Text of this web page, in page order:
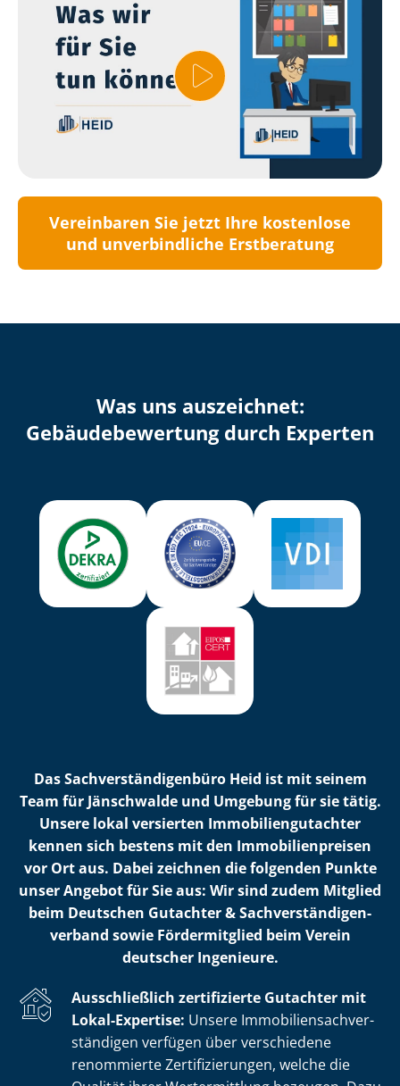
Vereinbaren Sie jetzt Ihre kostenlose
und unverbindliche Erstberatung
Was uns auszeichnet:
Ge­bäu­de­be­wer­tung durch Experten
Das Sach­ver­stän­di­gen­bü­ro Heid ist mit seinem
Team für Jänschwalde und Umgebung für sie tätig.
Unsere lokal versierten Im­mo­bi­li­en­gut­ach­ter
kennen sich bestens mit den Im­mo­bi­li­en­prei­sen
vor Ort aus. Dabei zeichnen die folgenden Punkte
unser Angebot für Sie aus: Wir sind zudem Mitglied
beim Deutschen Gutachter & Sach­ver­stän­di­gen­
ver­band sowie Fördermitglied beim Verein
deutscher Ingenieure.
Ausschließlich zertifizierte Gutachter mit
Lokal-Expertise: Unsere Im­mo­bi­li­en­sach­ver­
stän­di­gen verfügen über verschiedene
renommierte Zer­ti­fi­zie­run­gen, welche die